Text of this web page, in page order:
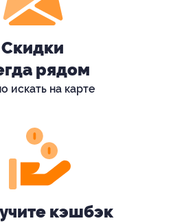
Скидки
рядом
искать на карте
кэшбэк